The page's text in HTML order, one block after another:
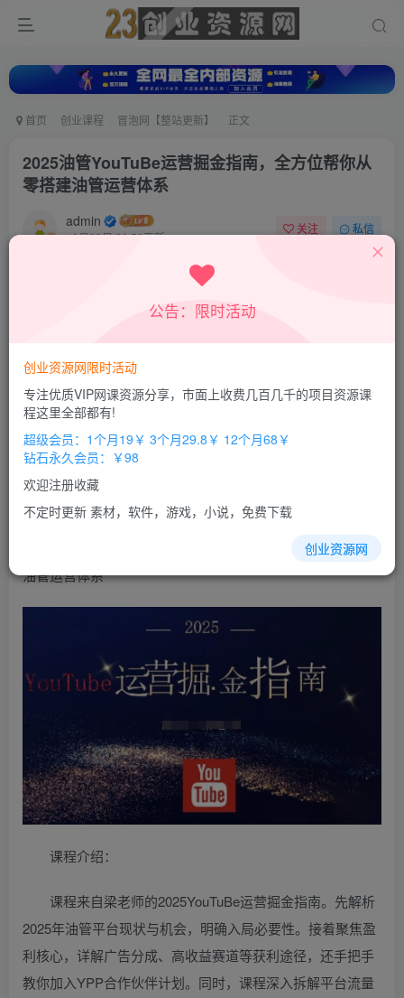
首页 创业课程 冒泡网【整站更新】 正文
2025油管YouTuBe运营掘金指南，全方位帮你从
零搭建油管运营体系
admin
10月29日 20:59更新
关注 私信
超级会员
立即购买
您当前未登录！建议登陆后购买，办理会员包月更省钱，可保存购
YouTuBe运营掘金指南，全方位帮你从零搭建
油管运营体系
课程介绍：
课程来自梁老师的2025YouTuBe运营掘金指南。先解析
2025年油管平台现状与机会，明确入局必要性。接着聚焦盈
利核心，详解广告分成、高收益赛道等获利途径，还手把手
教你加入YPP合作伙伴计划。同时，课程深入拆解平台流量
公告：限时活动
创业资源网限时活动
专注优质VIP网课资源分享，市面上收费几百几千的项目资源课
程这里全部都有!
超级会员：1个月19￥ 3个月29.8￥ 12个月68￥
钻石永久会员：￥98
欢迎注册收藏
不定时更新 素材，软件，游戏，小说，免费下载
创业资源网